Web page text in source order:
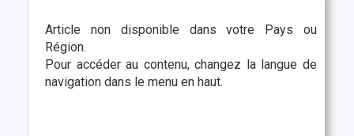
Article non disponible dans votre Pays ou
Région.
Pour accéder au contenu, changez la langue de
navigation dans le menu en haut.